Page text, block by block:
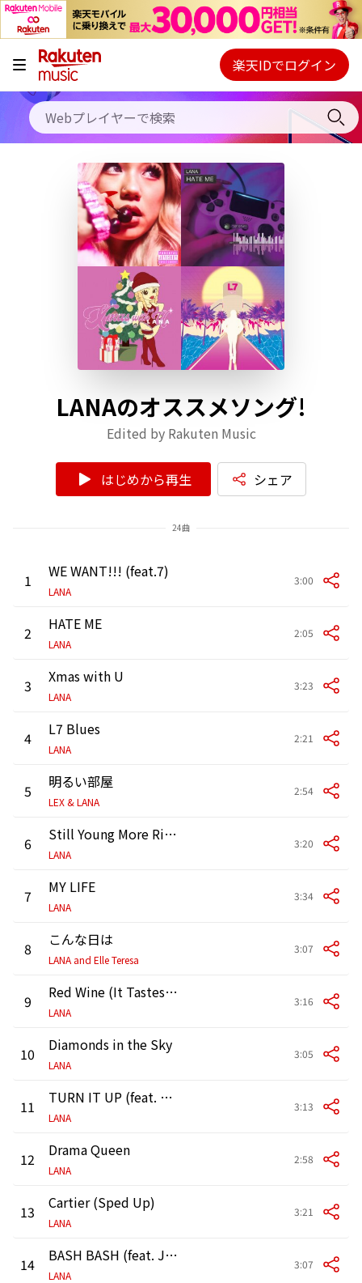
キャンペーン
料金プラン
使い方
初回30日間無料お試し
Webプレイヤー
ご契約内容の確認・変更
楽天IDでログイン
LANAのオススメソング!
Edited by Rakuten Music
はじめから再生 シェア
24曲
1 WE WANT!!! (feat.7)
LANA
3:00
2 HATE ME
LANA
2:05
3 Xmas with U
LANA
3:23
4 L7 Blues
LANA
2:21
5 明るい部屋
LEX & LANA
2:54
6 Still Young More Rich (feat. Watson)
LANA
3:20
7 MY LIFE
LANA
3:34
8 こんな日は
LANA and Elle Teresa
3:07
9 Red Wine (It Tastes Young & Rich)
LANA
3:16
10 Diamonds in the Sky
LANA
3:05
11 TURN IT UP (feat. Candee & ZOT on the WAVE)
LANA
3:13
12 Drama Queen
LANA
2:58
13 Cartier (Sped Up)
LANA
3:21
14 BASH BASH (feat. JP THE WAVY & Awich)
LANA
3:07